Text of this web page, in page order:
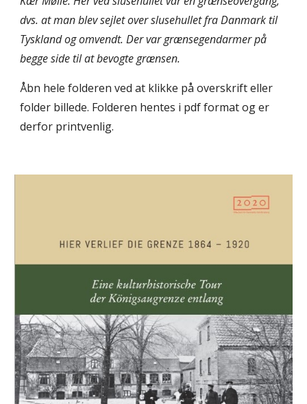
dvs. at man blev sejlet over slusehullet fra Danmark til
Tyskland og omvendt. Der var grænsegendarmer på
begge side til at bevogte grænsen.
Åbn hele folderen ved at klikke på overskrift eller
folder billede. Folderen hentes i pdf format og er
derfor printvenlig.